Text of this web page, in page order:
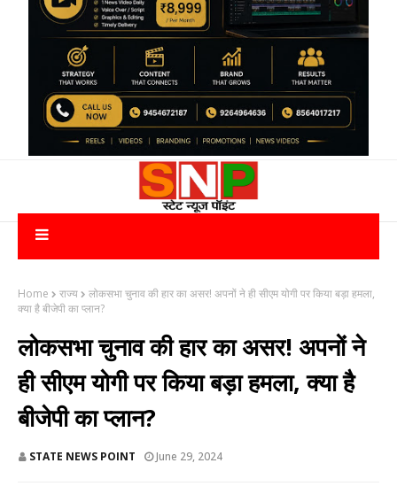
Home राज्य
लोकसभा चुनाव की हार का असर! अपनों ने ही सीएम योगी पर किया बड़ा हमला,
क्या है बीजेपी का प्लान?
लोकसभा चुनाव की हार का असर! अपनों ने
ही सीएम योगी पर किया बड़ा हमला, क्या है
बीजेपी का प्लान?
STATE NEWS POINT June 29, 2024